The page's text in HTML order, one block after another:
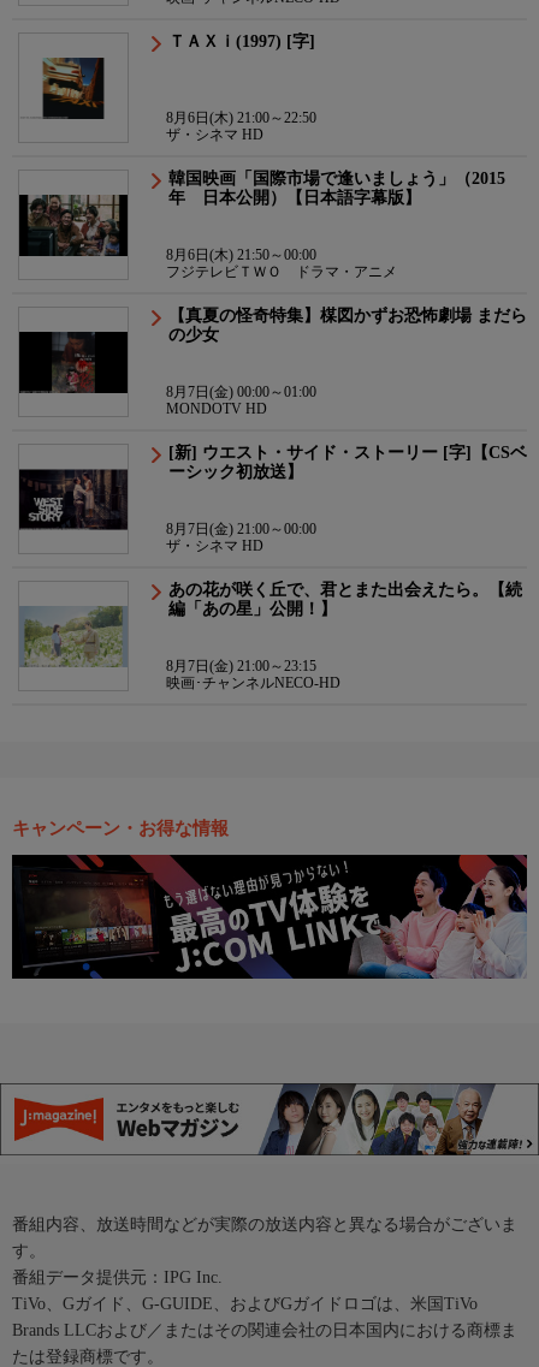
ＴＡＸｉ(1997) [字]
8月6日(木) 21:00～22:50
ザ・シネマ HD
韓国映画「国際市場で逢いましょう」（2015
年 日本公開）【日本語字幕版】
8月6日(木) 21:50～00:00
フジテレビＴＷＯ ドラマ・アニメ
【真夏の怪奇特集】楳図かずお恐怖劇場 まだら
の少女
8月7日(金) 00:00～01:00
MONDOTV HD
[新] ウエスト・サイド・ストーリー [字]【CSベ
ーシック初放送】
8月7日(金) 21:00～00:00
ザ・シネマ HD
あの花が咲く丘で、君とまた出会えたら。【続
編「あの星」公開！】
8月7日(金) 21:00～23:15
映画･チャンネルNECO-HD
キャンペーン・お得な情報
番組内容、放送時間などが実際の放送内容と異なる場合がございま
す。
番組データ提供元：IPG Inc.
TiVo、Gガイド、G-GUIDE、およびGガイドロゴは、米国TiVo
Brands LLCおよび／またはその関連会社の日本国内における商標ま
たは登録商標です。